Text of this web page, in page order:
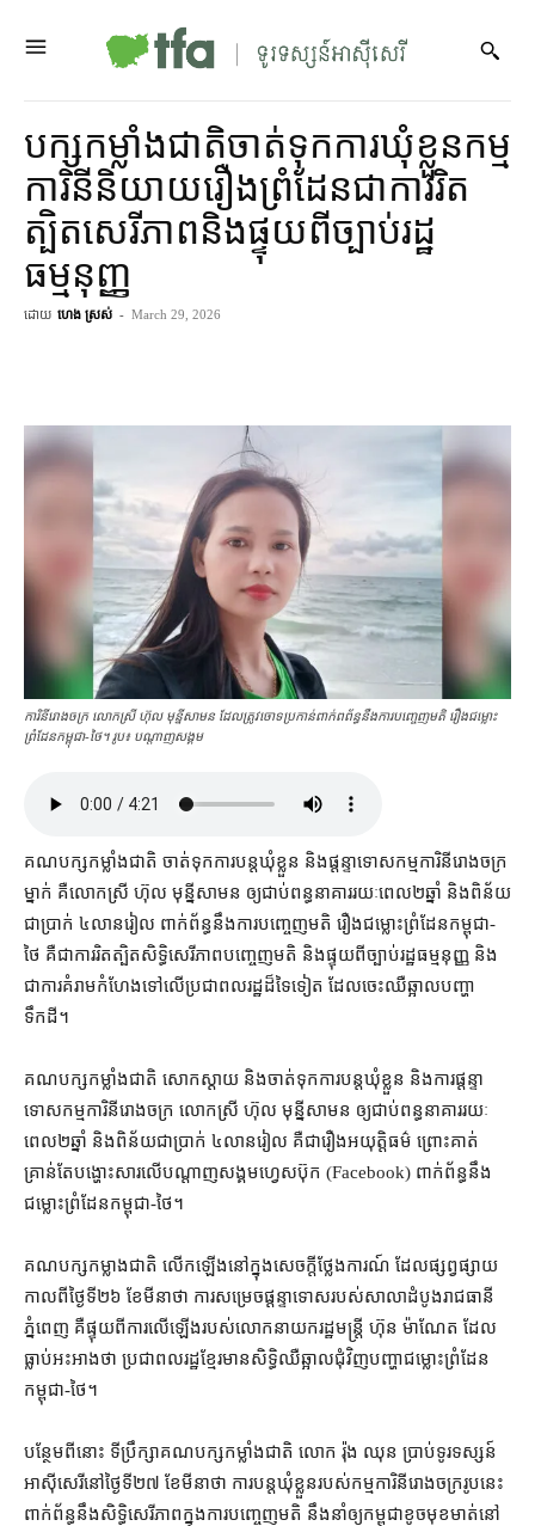
បក្សកម្លាំង​ជាតិ​ចាត់ទុក​ការ​ឃុំខ្លួន​កម្ម
ការិនី​និយាយ​រឿង​ព្រំដែន​ជា​ការ​រិត
ត្បិត​សេរីភាព​និង​ផ្ទុយ​ពីច្បាប់​រដ្ឋ
ធម្មនុញ្ញ
ដោយ ហេង ស្រស់ - March 29, 2026
ការិនី​រោងចក្រ លោកស្រី ហ៊ុល មុន្នីសាមន ដែលត្រូវចោទប្រកាន់ពាក់​ព​ព័ន្ធ​នឹង​ការ​បញ្ចេញ​មតិ រឿង​ជម្លោះ
ព្រំដែន​កម្ពុជា​-​ថៃ។ រូប៖ បណ្ដាញសង្គម
គណបក្ស​កម្លាំង​ជាតិ ចាត់ទុក​ការ​បន្ត​ឃុំខ្លួន និង​ផ្ដន្ទាទោស​កម្មការិនី​រោងចក្រ​
ម្នាក់ គឺ​លោកស្រី ហ៊ុល មុន្នីសាមន ឲ្យ​ជាប់ពន្ធនាគារ​រយៈពេល​២​ឆ្នាំ និង​ពិន័យ​
ជា​ប្រាក់ ៤​លាន​រៀល ពាក់ព័ន្ធ​នឹង​ការ​បញ្ចេញមតិ រឿង​ជម្លោះព្រំដែន​កម្ពុជា​-​
ថៃ គឺជា​ការ​រិតត្បិត​សិទ្ធិ​សេរីភាព​បញ្ចេញមតិ និង​ផ្ទុយ​ពី​ច្បាប់រដ្ឋធម្មនុញ្ញ និង​
ជា​ការ​គំរាមកំហែង​ទៅលើ​ប្រជាពលរដ្ឋ​ដ៏ទៃ​ទៀត ដែល​ចេះ​ឈឺឆ្អាល​បញ្ហា​
ទឹកដី។
គណបក្ស​កម្លាំង​ជាតិ សោកស្ដាយ និង​ចាត់ទុក​ការ​បន្ត​ឃុំខ្លួន និង​ការ​ផ្ដន្ទា
ទោស​កម្មការិនី​រោងចក្រ លោកស្រី ហ៊ុល មុន្នីសាមន ឲ្យ​ជាប់ពន្ធនាគារ​រយៈ
ពេល​២​ឆ្នាំ និង​ពិន័យ​ជា​ប្រាក់ ៤​លាន​រៀល គឺជា​រឿង​អយុត្តិធម៌ ព្រោះ​គាត់
គ្រាន់តែ​បង្ហោះ​សា​រលើ​បណ្តាញ​សង្គម​ហ្វេសប៊ុក (Facebook) ពាក់ព័ន្ធ​នឹង​
ជម្លោះព្រំដែន​កម្ពុជា​-​ថៃ។
គណបក្ស​កម្លា​ង​ជាតិ លើកឡើង​នៅក្នុង​សេចក្តី​ថ្លែងការណ៍ ដែល​ផ្សព្វផ្សាយ​
កាលពី​ថ្ងៃទី​២៦ ខែមីនា​ថា ការសម្រេច​ផ្ដន្ទាទោស​របស់​សាលាដំបូង​រាជធានី​
ភ្នំពេញ គឺ​ផ្ទុយ​ពី​កា​រលើ​ឡើង​របស់​លោក​នាយករដ្ឋមន្ត្រី ហ៊ុន ម៉ាណែត ដែល​
ធ្លាប់​អះអាង​ថា ប្រជាពលរដ្ឋ​ខ្មែរ​មាន​សិទ្ធិ​ឈឺឆ្អាល​ជុំវិញ​បញ្ហា​ជម្លោះព្រំដែន​
កម្ពុជា​-​ថៃ។
បន្ថែម​ពី​នោះ ទីប្រឹក្សា​គណបក្ស​កម្លាំង​ជាតិ លោក រ៉ុង ឈុន ប្រាប់​ទូរទស្សន៍​
អាស៊ីសេរី​នៅ​ថ្ងៃទី​២៧ ខែ​មីនា​ថា ការ​បន្ត​ឃុំខ្លួន​របស់​កម្មការិនី​រោងចក្រ​រូប​នេះ
ពាក់ព័ន្ធ​នឹង​សិទ្ធិ​សេរីភាព​ក្នុង​ការ​បញ្ចេញមតិ នឹង​នាំ​ឲ្យ​កម្ពុជា​ខូច​មុខមាត់​នៅ​